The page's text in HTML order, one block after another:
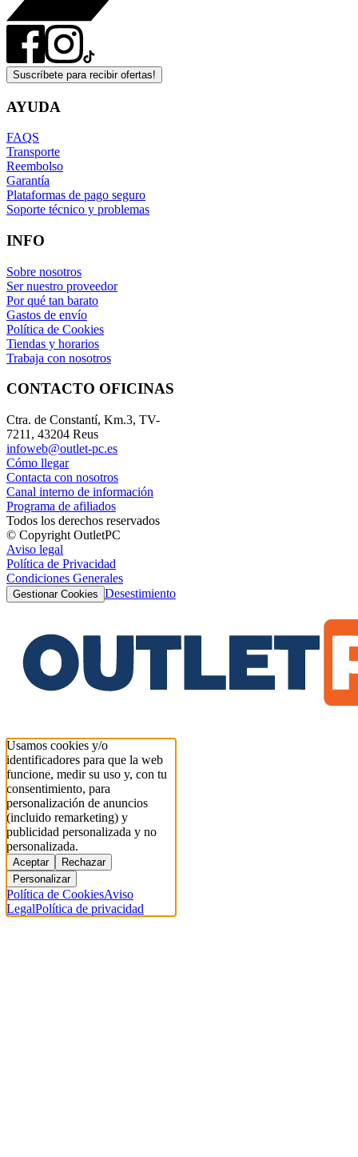
Suscríbete para recibir ofertas!
AYUDA
FAQS
Transporte
Reembolso
Garantía
Plataformas de pago seguro
Soporte técnico y problemas
INFO
Sobre nosotros
Ser nuestro proveedor
Por qué tan barato
Gastos de envío
Política de Cookies
Tiendas y horarios
Trabaja con nosotros
CONTACTO OFICINAS
Ctra. de Constantí, Km.3, TV-
7211, 43204 Reus
infoweb@outlet-pc.es
Cómo llegar
Contacta con nosotros
Canal interno de información
Programa de afiliados
Todos los derechos reservados
© Copyright OutletPC
Aviso legal
Política de Privacidad
Condiciones Generales
Gestionar Cookies Desestimiento
Usamos cookies y/o
identificadores para que la web
funcione, medir su uso y, con tu
consentimiento, para
personalización de anuncios
(incluido remarketing) y
publicidad personalizada y no
personalizada.
Aceptar
Rechazar
Personalizar
Política de CookiesAviso
LegalPolítica de privacidad